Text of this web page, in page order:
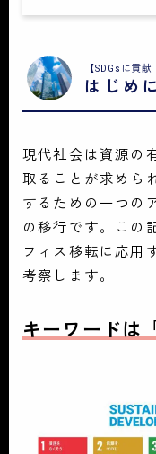
【SDGsに貢
はじめに
現代社会は資源の
取ることが求めら
するための一つの
の移行です。この
フィス移転に応用
考察します。
キーワードは